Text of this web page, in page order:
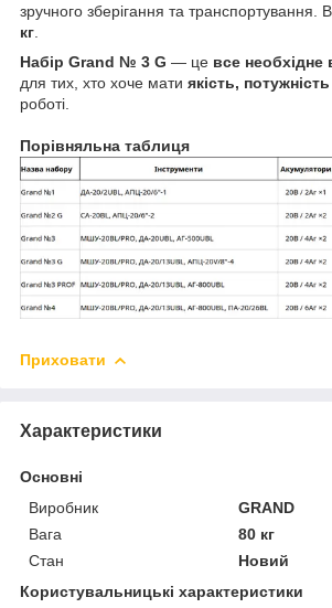
зручного зберігання та транспортування.
кг
Набір Grand № 3 G — це все необхідне
для тих, хто хоче мати якість,
роботі.
Порівняльна таблиця
Приховати
Характеристики
Основні
Виробник
GRAND
Вага
80 кг
Стан
Новий
Користувальницькі характеристики